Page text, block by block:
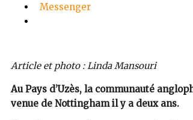
Messenger
Article et photo : Linda Mansouri
Au Pays d’Uzès, la communauté
venue de Nottingham il y a deux ans.